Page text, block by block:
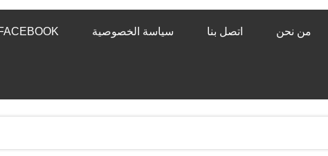
من نحن اتصل بنا سياسة الخصوصية